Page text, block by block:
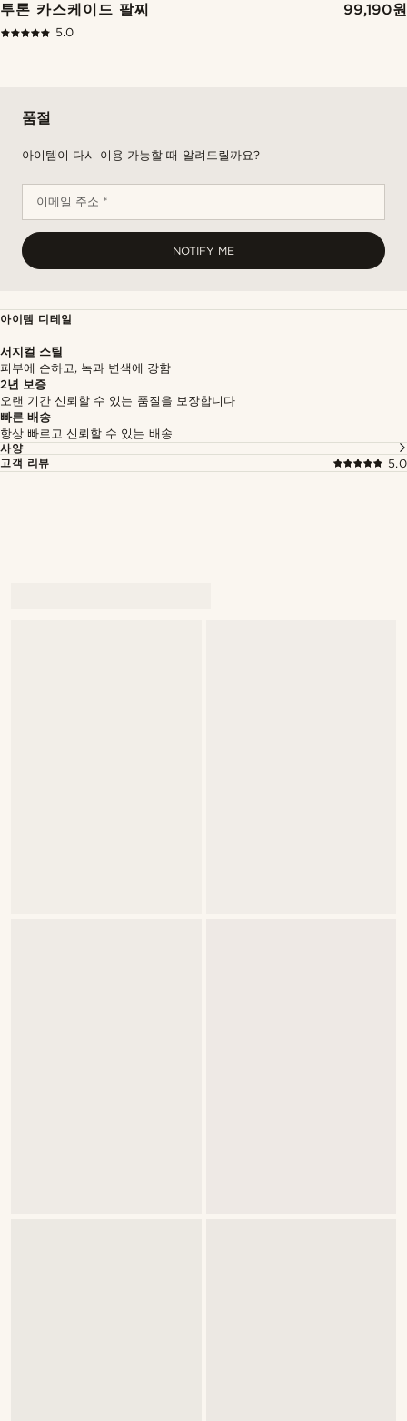
투톤 카스케이드 팔찌 99,190원
5.0
품절
아이템이 다시 이용 가능할 때 알려드릴까요?
이메일 주소 *
NOTIFY ME
아이템 디테일
서지컬 스틸
피부에 순하고, 녹과 변색에 강함
2년 보증
오랜 기간 신뢰할 수 있는 품질을 보장합니다
빠른 배송
항상 빠르고 신뢰할 수 있는 배송
사양
고객 리뷰
5.0